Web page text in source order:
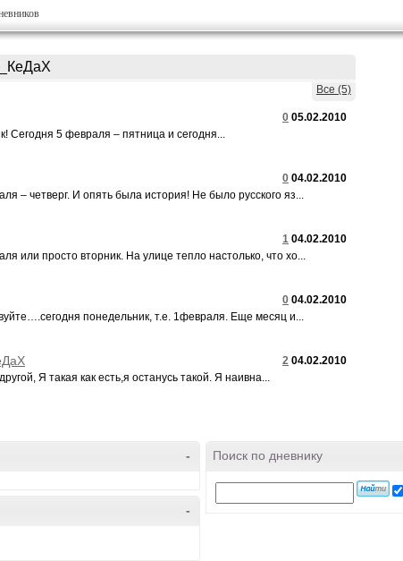
Все (5)
0 05.02.2010
Сегодня 5 февраля – пятница и сегодня...
0 04.02.2010
– четверг. И опять была история! Не было русского яз...
1 04.02.2010
или просто вторник. На улице тепло настолько, что хо...
0 04.02.2010
понедельник, т.е. 1февраля. Еще месяц и...
2 04.02.2010
Я такая как есть,я останусь такой. Я наивна...
-
-
Поиск по дневнику